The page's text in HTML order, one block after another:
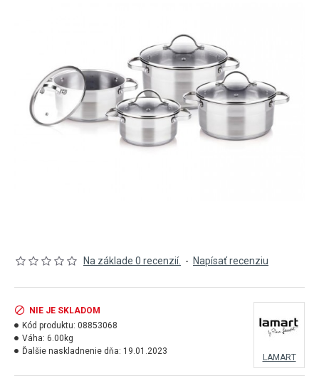
Na základe 0 recenzií. - Napísať recenziu
NIE JE SKLADOM
Kód produktu: 08853068
Váha: 6.00kg
Ďalšie naskladnenie dňa: 19.01.2023
LAMART